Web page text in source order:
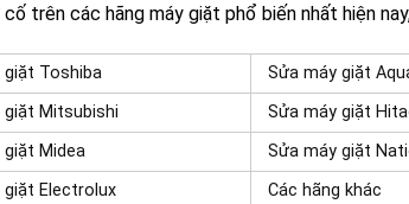
trên các hãng máy giặt phổ biến nhất hiện
giặt Toshiba
Sửa máy giặt
giặt Mitsubishi
Sửa máy giặt
giặt Midea
Sửa máy giặt
giặt Electrolux Các hãng khác